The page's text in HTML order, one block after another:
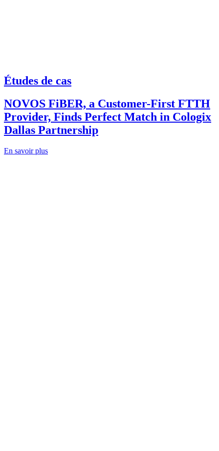
Études de cas
NOVOS FiBER, a Customer-First FTTH
Provider, Finds Perfect Match in Cologix
Dallas Partnership
En savoir plus